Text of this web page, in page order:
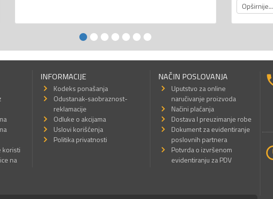
Opširnije...
koristi
na
INFORMACIJE
Kodeks ponašanja
Odustanak-saobraznost-
reklamacije
Odluke o akcijama
Uslovi korišćenja
Politika privatnosti
NAČIN POSLOVANJA
Uputstvo za online
naručivanje proizvoda
Načini plaćanja
Dostava I preuzimanje robe
Dokument za evidentiranje
poslovnih partnera
Potvrda o izvršenom
evidentiranju za PDV